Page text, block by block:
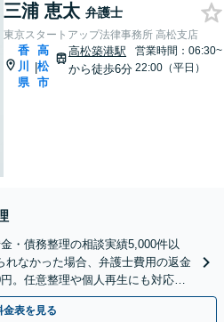
三浦 恵太 弁護士
東京スタートアップ法律事務所 高松支店
香
川
県
|
高
松
市
高松築港駅
から徒歩6分
営業時間：06:30~
22:00（平日）
・債務整理の相談実績5,000件以
れなかった場合、弁護士費用の返金
。任意整理や個人再生にも対応
費用の分割払い可】
金表を見る